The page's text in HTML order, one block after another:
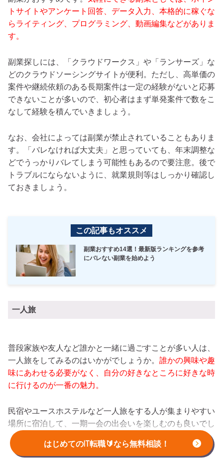
はじめてのIT転職🔰なら無料相談！
トサイトやアンケート回答、データ入力、本格的に稼ぐな
らライティング、プログラミング、動画編集などがありま
す。
副業探しには、「クラウドワークス」や「ランサーズ」な
どのクラウドソーシングサイトが便利。ただし、高単価の
案件や継続依頼のある長期案件は一定の経験がないと応募
できないことが多いので、初心者はまず単発案件で数をこ
なして経験を積んでいきましょう。
なお、会社によっては副業が禁止されていることもありま
す。「バレなければ大丈夫」と思っていても、年末調整な
どでうっかりバレてしまう可能性もあるので要注意。後で
トラブルにならないように、就業規則等はしっかり確認し
ておきましょう。
この記事もオススメ
副業おすすめ14選！最新版ランキングを参考
にバレない副業を始めよう
一人旅
普段家族や友人など誰かと一緒に過ごすことが多い人は、
一人旅をしてみるのはいかがでしょうか。 誰かの興味や趣
味にあわせる必要がなく、自分の好きなところに好きな時
に行けるのが一番の魅力。
民宿やユースホステルなど一人旅をする人が集まりやすい
場所に宿泊して、一期一会の出会いを楽しむのも良いでし
ょう。